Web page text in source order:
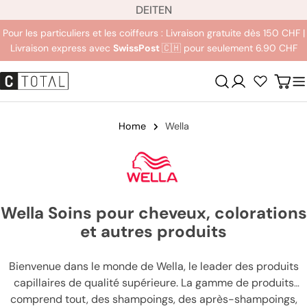
contenu
a
n
g
u
e
DE EN
IT
Pour les particuliers et les coiffeurs : Livraison gratuite dès 150 CHF |
Livraison express avec SwissPost🇨🇭 pour seulement 6.90 CHF
Se
connecter
Home Wella
Wella Soins pour cheveux, colorations
et autres produits
Bienvenue dans le monde de Wella, le leader des produits
capillaires de qualité supérieure. La gamme de produits
comprend tout, des shampoings, des après-shampoings,